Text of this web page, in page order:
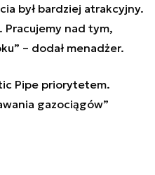
był bardziej atrakcyjny.
Pracujemy nad tym,
– dodał menadżer.
Pipe priorytetem.
gazociągów”